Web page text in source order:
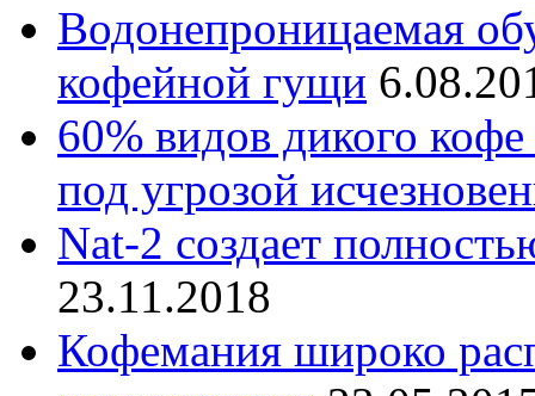
Водонепроницаемая
кофейной гущи
60% видов дикого
под угрозой
Nat-2 создает
23.11.2018
Кофемания широко